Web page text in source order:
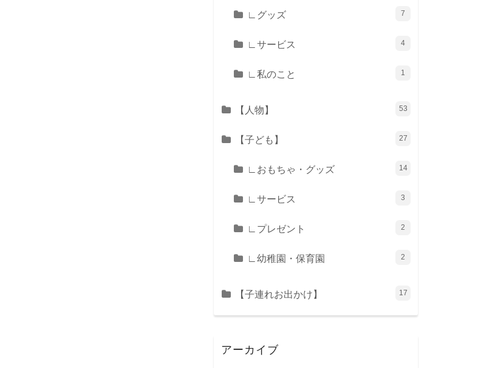
∟グッズ 7
∟サービス 4
∟私のこと 1
【人物】 53
【子ども】 27
∟おもちゃ・グッズ 14
∟サービス 3
∟プレゼント 2
∟幼稚園・保育園 2
【子連れお出かけ】 17
アーカイブ